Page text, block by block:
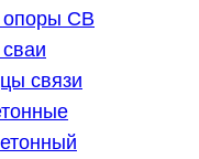
опоры СВ
связи